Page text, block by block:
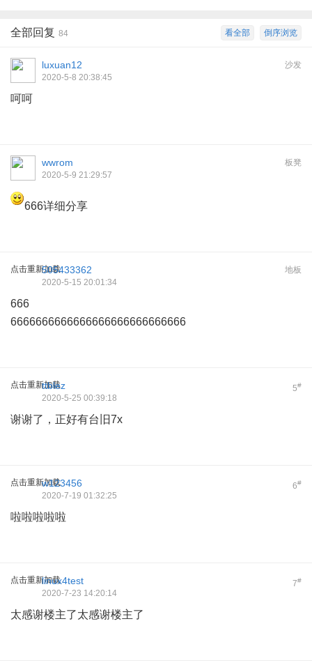
倒序浏览
看全部
全部回复 84
沙发
luxuan12
2020-5-8 20:38:45
呵呵
板凳
wwrom
2020-5-9 21:29:57
666详细分享
点击重新加载 地板
505433362
2020-5-15 20:01:34
666
6666666666666666666666666666
点击重新加载 5#
ttblez
2020-5-25 00:39:18
谢谢了，正好有台旧7x
点击重新加载 6#
w123456
2020-7-19 01:32:25
啦啦啦啦啦
点击重新加载 7#
linux4test
2020-7-23 14:20:14
太感谢楼主了太感谢楼主了